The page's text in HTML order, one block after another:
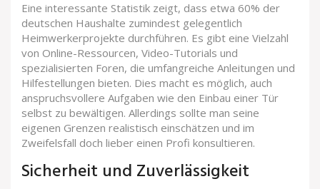
Eine interessante Statistik zeigt, dass etwa 60% der
deutschen Haushalte zumindest gelegentlich
Heimwerkerprojekte durchführen. Es gibt eine Vielzahl
von Online-Ressourcen, Video-Tutorials und
spezialisierten Foren, die umfangreiche Anleitungen und
Hilfestellungen bieten. Dies macht es möglich, auch
anspruchsvollere Aufgaben wie den Einbau einer Tür
selbst zu bewältigen. Allerdings sollte man seine
eigenen Grenzen realistisch einschätzen und im
Zweifelsfall doch lieber einen Profi konsultieren.
Sicherheit und Zuverlässigkeit